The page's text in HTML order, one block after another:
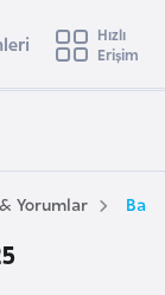
e
t
Hızlı
Erişim
Yorumlar